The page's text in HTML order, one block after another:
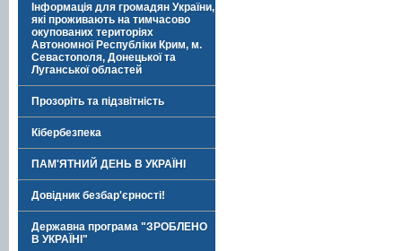
Інформація для громадян України,
які проживають на тимчасово
окупованих територіях
Автономної Республіки Крим, м.
Севастополя, Донецької та
Луганської областей
Прозоріть та підзвітність
Кібербезпека
ПАМ'ЯТНИЙ ДЕНЬ В УКРАЇНІ
Довідник безбар'єрності!
Державна програма "ЗРОБЛЕНО
В УКРАЇНІ"